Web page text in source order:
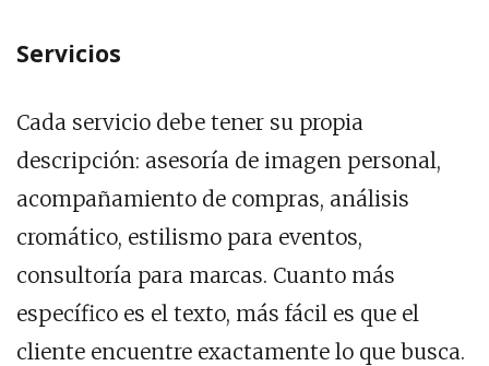
Servicios
Cada servicio debe tener su propia
descripción: asesoría de imagen personal,
acompañamiento de compras, análisis
cromático, estilismo para eventos,
consultoría para marcas. Cuanto más
específico es el texto, más fácil es que el
cliente encuentre exactamente lo que busca.